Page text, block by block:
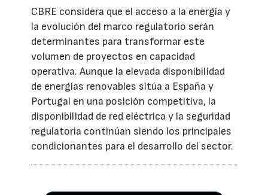
CBRE considera que el acceso a la energía y
la evolución del marco regulatorio serán
determinantes para transformar este
volumen de proyectos en capacidad
operativa. Aunque la elevada disponibilidad
de energías renovables sitúa a España y
Portugal en una posición competitiva, la
disponibilidad de red eléctrica y la seguridad
regulatoria continúan siendo los principales
condicionantes para el desarrollo del sector.